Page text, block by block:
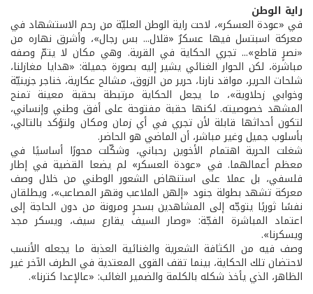
راية الوطن
في «عودة العسكر»، لاحت راية الوطن العليّة من رحم الاستشهاد في
معركة اسبتسل فيها عسكرٌ «قلال... بس رجال»، وأشرق نهاره من
«نصرٍ قاطع»... تجري الحكاية في القرية. وهي مكان لا يتمّ وصفه
مباشرة، لكن الحوار الغنائي يشير إليه بصورة جميلة: «هدايا مغازلنا،
شلحات الحرير، مواقد نارنا، حرير من الزوق، مشالح عكارية، خناجر جزينيّة
وخوابي زحلاوية»، ما يجعل الحكاية مرتبطة بحقبة معينة تمنح
المشهد خصوصيته. لكنها حقبة مفتوحة على أفق وطني وإنساني،
لتكون أحداثها قابلة لأن تجري في أي زمان ومكان ولتؤكد بالتالي،
بأسلوب جميل وغير مباشر، أن الماضي هو الحاضر.
شغلت الحرية اهتمام الأخوين رحباني، وشكّلت محورًا أساسيًا في
معظم أعمالهما. في «عودة العسكر» لم يضعا القضية في إطار
فلسفي، بل عملا على استنهاض الشعور الوطني من خلال وصف
معركة تشهد بطولة جنود «إلهن الملاعب وقهر المصاعب»، ويطلقان
نفسًا ثوريًا يتوجّه إلى المشاهدين بسحرٍ ومرونة من دون الحاجة إلى
اعتماد المباشرة الفجّة: «وصار السيف يقارع سيف، ويسكر مجد
ويسكرنا».
وصف فيه من الكثافة الشعرية والغنائية العذبة ما يجعله الأنسب
لاحتضان تلك الحكاية، بينما تقف القوى المعتدية في الطرف الآخر غير
الظاهر، الذي يأخذ شكله بالكلمة والضمير الغائب: «عالإعدا كترنا».